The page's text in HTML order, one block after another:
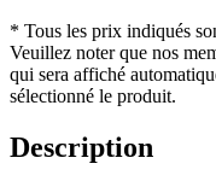
* Tous les prix indiqués
Veuillez noter que nos
qui sera affiché
sélectionné le produit.
Description